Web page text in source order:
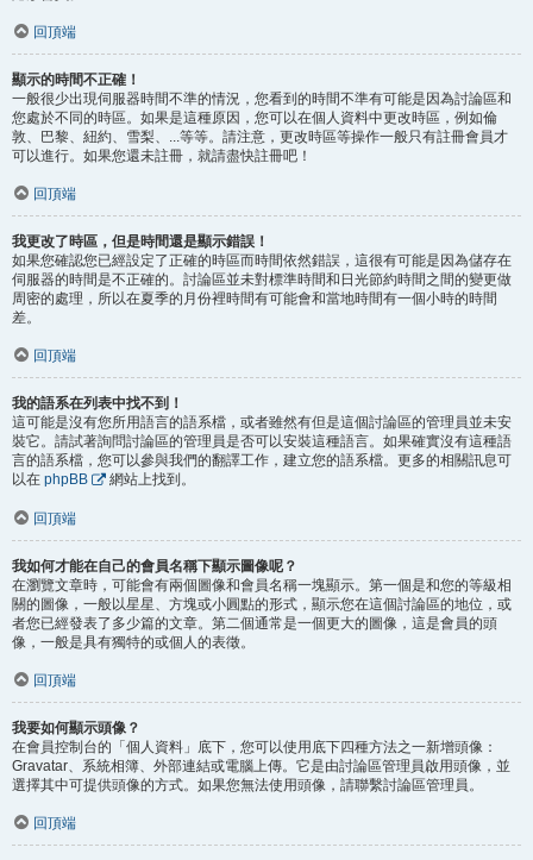
回頂端
顯示的時間不正確！
一般很少出現伺服器時間不準的情況，您看到的時間不準有可能是因為討論區和
您處於不同的時區。如果是這種原因，您可以在個人資料中更改時區，例如倫
敦、巴黎、紐約、雪梨、...等等。請注意，更改時區等操作一般只有註冊會員才
可以進行。如果您還未註冊，就請盡快註冊吧！
回頂端
我更改了時區，但是時間還是顯示錯誤！
如果您確認您已經設定了正確的時區而時間依然錯誤，這很有可能是因為儲存在
伺服器的時間是不正確的。討論區並未對標準時間和日光節約時間之間的變更做
周密的處理，所以在夏季的月份裡時間有可能會和當地時間有一個小時的時間
差。
回頂端
我的語系在列表中找不到！
這可能是沒有您所用語言的語系檔，或者雖然有但是這個討論區的管理員並未安
裝它。請試著詢問討論區的管理員是否可以安裝這種語言。如果確實沒有這種語
言的語系檔，您可以參與我們的翻譯工作，建立您的語系檔。更多的相關訊息可
以在 phpBB 網站上找到。
回頂端
我如何才能在自己的會員名稱下顯示圖像呢？
在瀏覽文章時，可能會有兩個圖像和會員名稱一塊顯示。第一個是和您的等級相
關的圖像，一般以星星、方塊或小圓點的形式，顯示您在這個討論區的地位，或
者您已經發表了多少篇的文章。第二個通常是一個更大的圖像，這是會員的頭
像，一般是具有獨特的或個人的表徵。
回頂端
我要如何顯示頭像？
在會員控制台的「個人資料」底下，您可以使用底下四種方法之一新增頭像：
Gravatar、系統相簿、外部連結或電腦上傳。它是由討論區管理員啟用頭像，並
選擇其中可提供頭像的方式。如果您無法使用頭像，請聯繫討論區管理員。
回頂端